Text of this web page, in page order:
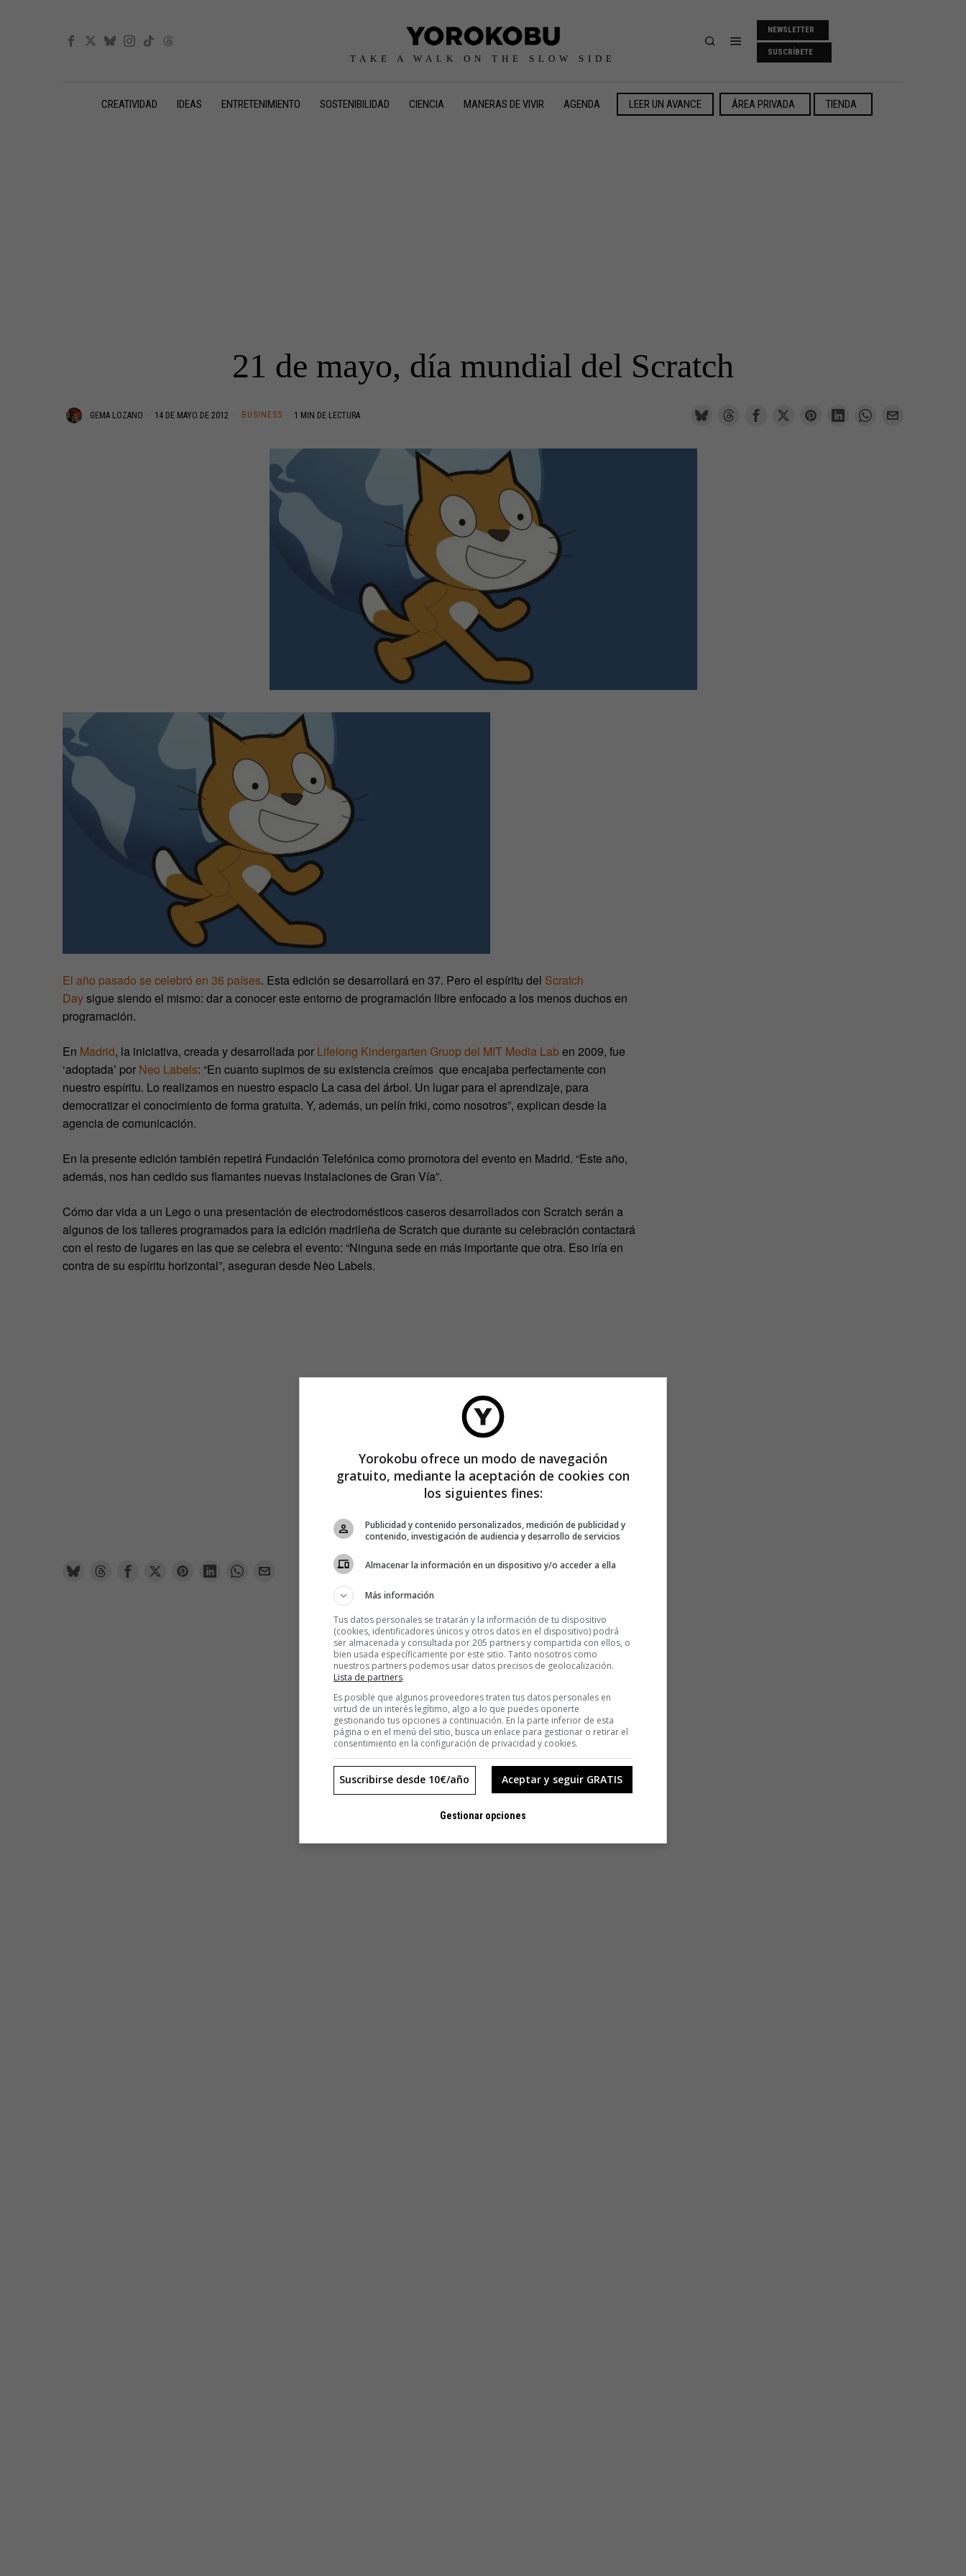
TAKE A WALK ON THE SLOW SIDE
NEWSLETTER
SUSCRÍBETE
CREATIVIDAD IDEAS ENTRETENIMIENTO SOSTENIBILIDAD CIENCIA MANERAS DE VIVIR AGENDA LEER UN AVANCE ÁREA PRIVADA TIENDA
21 de mayo, día mundial del Scratch
GEMA LOZANO 14 DE MAYO DE 2012 BUSINESS 1 MIN DE LECTURA
El año pasado se celebró en 36 países. Esta edición se desarrollará en 37. Pero el espíritu del Scratch
Daysigue siendo el mismo: dar a conocer este entorno de programación libre enfocado a los menos duchos en
programación.
En Madrid, la iniciativa, creada y desarrollada por Lifelong Kindergarten Gruop del MIT Media Laben 2009, fue
‘adoptada’ por Neo Labels: “En cuanto supimos de su existencia creímos que encajaba perfectamente con
nuestro espíritu. Lo realizamos en nuestro espacio La casa del árbol. Un lugar para el aprendizaje, para
democratizar el conocimiento de forma gratuita. Y, además, un pelín friki, como nosotros”, explican desde la
agencia de comunicación.
En la presente edición también repetirá Fundación Telefónica como promotora del evento en Madrid. “Este año,
además, nos han cedido sus flamantes nuevas instalaciones de Gran Vía”.
Cómo dar vida a un Lego o una presentación de electrodomésticos caseros desarrollados con Scratch serán a
algunos de los talleres programados para la edición madrileña de Scratch que durante su celebración contactará
con el resto de lugares en las que se celebra el evento: “Ninguna sede en más importante que otra. Eso iría en
contra de su espíritu horizontal”, aseguran desde Neo Labels.
Yorokobu ofrece un modo de navegación
gratuito, mediante la aceptación de cookies con
los siguientes fines:
Publicidad y contenido personalizados, medición de publicidad y
contenido, investigación de audiencia y desarrollo de servicios
Almacenar la información en un dispositivo y/o acceder a ella
Más información
Tus datos personales se tratarán y la información de tu dispositivo
(cookies, identificadores únicos y otros datos en el dispositivo) podrá
ser almacenada y consultada por 205 partners y compartida con ellos, o
bien usada específicamente por este sitio. Tanto nosotros como
nuestros partners podemos usar datos precisos de geolocalización.
Lista de partners.
Es posible que algunos proveedores traten tus datos personales en
virtud de un interés legítimo, algo a lo que puedes oponerte
gestionando tus opciones a continuación. En la parte inferior de esta
página o en el menú del sitio, busca un enlace para gestionar o retirar el
consentimiento en la configuración de privacidad y cookies.
Aceptar y seguir GRATIS
Suscribirse desde 10€/año
Gestionar opciones